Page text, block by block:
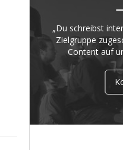
„Du schreibst
Zielgruppe
Content auf